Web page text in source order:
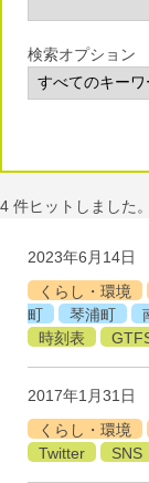
検索オプション
4 件ヒットしました。
2023年6月14日
くらし・環境
町
琴浦町
時刻表
2017年1月31日
くらし・環境
Twitter
SNS